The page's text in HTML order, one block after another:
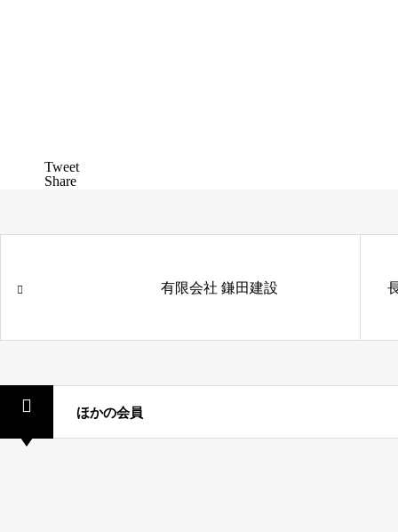
Tweet
Share
有限会社 鎌田建設
ほかの会員